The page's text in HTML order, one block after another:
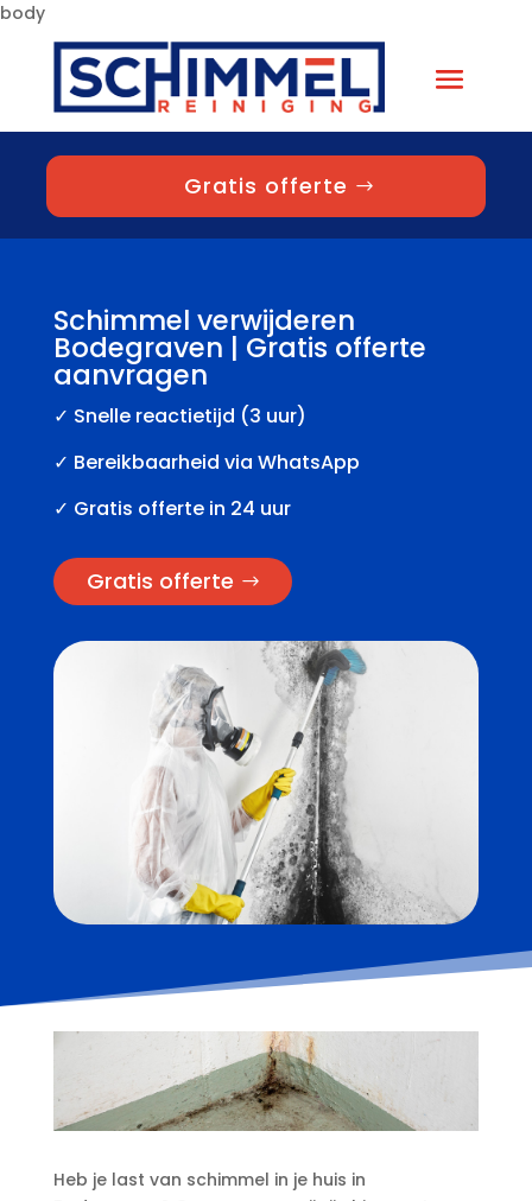
body
Gratis offerte
Schimmel verwijderen
Bodegraven | Gratis offerte
aanvragen
✓ Snelle reactietijd (3 uur)
✓ Bereikbaarheid via WhatsApp
✓ Gratis offerte in 24 uur
Gratis offerte
Heb je last van schimmel in je huis in